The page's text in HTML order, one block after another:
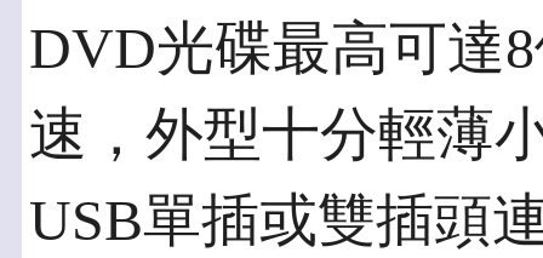
DVD光碟最高可達
速，外型十分輕薄
USB單插或雙插頭